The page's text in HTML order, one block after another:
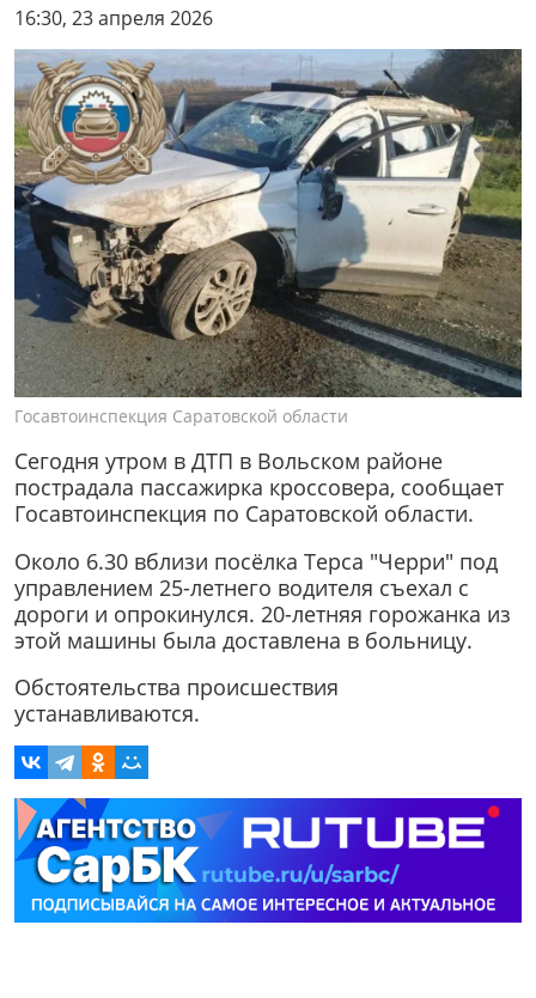
16:30, 23 апреля 2026
Госавтоинспекция Саратовской области
Сегодня утром в ДТП в Вольском районе
пострадала пассажирка кроссовера, сообщает
Госавтоинспекция по Саратовской области.
Около 6.30 вблизи посёлка Терса "Черри" под
управлением 25-летнего водителя съехал с
дороги и опрокинулся. 20-летняя горожанка из
этой машины была доставлена в больницу.
Обстоятельства происшествия
устанавливаются.